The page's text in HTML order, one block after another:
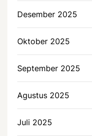
Desember 2025
Oktober 2025
September 2025
Agustus 2025
Juli 2025